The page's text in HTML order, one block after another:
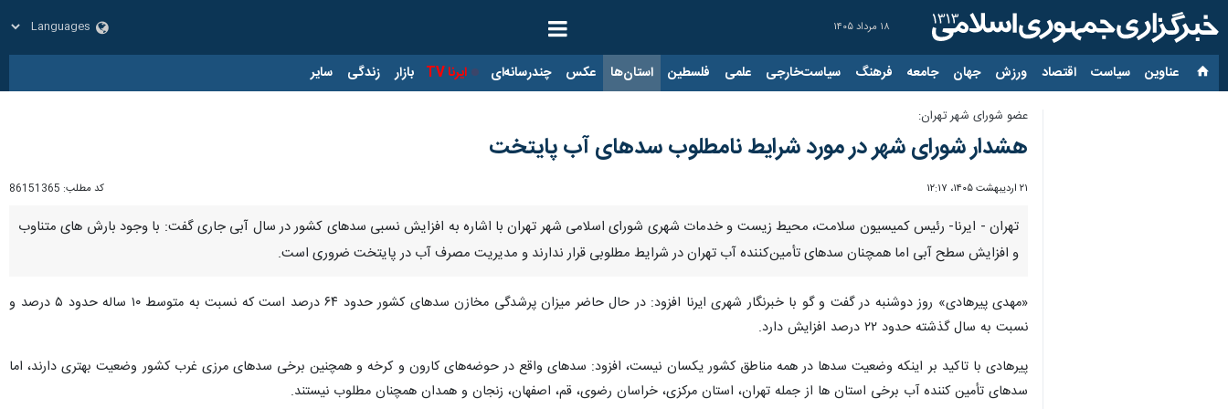
۱۸ مرداد ۱۴۰۵
عناوین‌ سیاست اقتصاد ورزش جهان جامعه فرهنگ سیاست‌خارجی علمی فلسطین استان‌ها عکس چندرسانه‌ای ایرنا TV بازار زندگی سایر
عضو شورای شهر تهران:
هشدار شورای شهر در مورد شرایط نامطلوب سدهای آب پایتخت
۲۱ اردیبهشت ۱۴۰۵، ۱۲:۱۷ کد مطلب: 86151365
تهران - ایرنا- رئیس کمیسیون سلامت، محیط زیست و خدمات شهری شورای اسلامی شهر تهران با اشاره به افزایش نسبی سدهای کشور در سال آبی جاری گفت: با وجود بارش های متناوب
و افزایش سطح آبی اما همچنان سدهای تأمین‌کننده آب تهران در شرایط مطلوبی قرار ندارند و مدیریت مصرف آب در پایتخت ضروری است.
«مهدی پیرهادی» روز دوشنبه در گفت و گو با خبرنگار شهری ایرنا افزود: در حال حاضر میزان پرشدگی مخازن سدهای کشور حدود ۶۴ درصد است که نسبت به متوسط ۱۰ ساله حدود ۵ درصد و
نسبت به سال گذشته حدود ۲۲ درصد افزایش دارد.
پیرهادی با تاکید بر اینکه وضعیت سدها در همه مناطق کشور یکسان نیست، افزود: سدهای واقع در حوضه‌های کارون و کرخه و همچنین برخی سدهای مرزی غرب کشور وضعیت بهتری دارند، اما
سدهای تأمین‌ کننده آب برخی استان‌ ها از جمله تهران، استان مرکزی، خراسان رضوی، قم، اصفهان، زنجان و همدان همچنان مطلوب نیستند.